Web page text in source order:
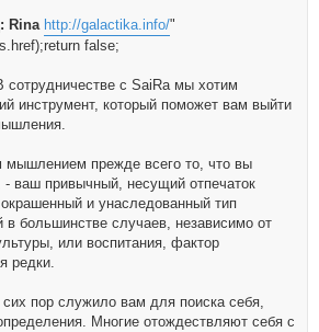
Rina http://galactika.info/"
false;
с SaiRa мы хотим
инструмент, который поможет вам выйти
прежде всего то, что вы
ваш привычный, несущий отпечаток
и унаследованный тип
большинстве случаев, независимо от
или воспитания, фактор
редки.
пор служило вам для поиска себя,
Многие отождествляют себя с